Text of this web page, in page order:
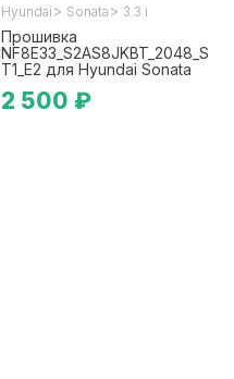
Hyundai > Sonata > 3.3 i
Прошивка
NF8E33_S2AS8JKBT_2048_S
T1_E2 для Hyundai Sonata
2 500 ₽